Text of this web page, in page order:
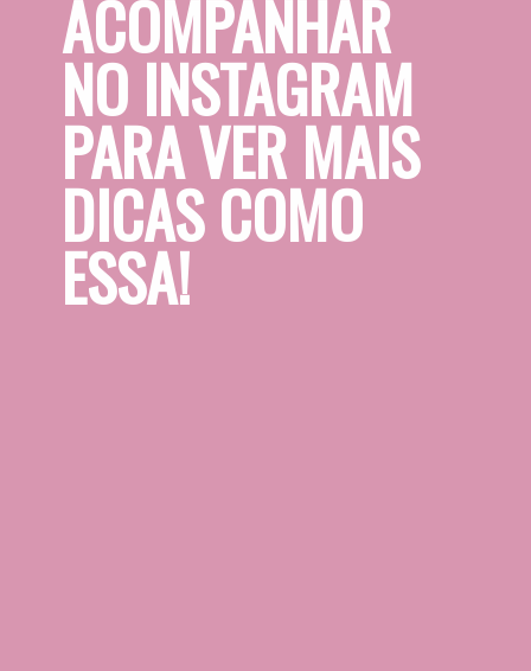
ACOMPANHAR
NO INSTAGRAM
PARA VER MAIS
DICAS COMO
ESSA!